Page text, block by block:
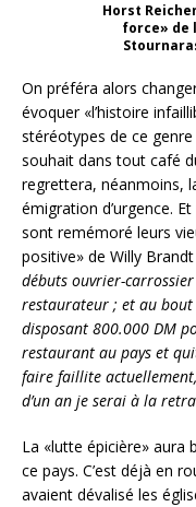
Horst
force» de
On préféra alors
évoquer «l’histoire
stéréotypes de ce
souhait dans tout café
regrettera, néanmoins,
émigration d’urgence.
sont remémoré leurs
positive» de Willy
débuts ouvrier-
restaurateur ; et au bout
disposant 800.000 DM
restaurant au pays et
faire faillite
d’un an je serai à la
La «lutte épicière» aura
ce pays. C’est déjà en
avaient dévalisé les